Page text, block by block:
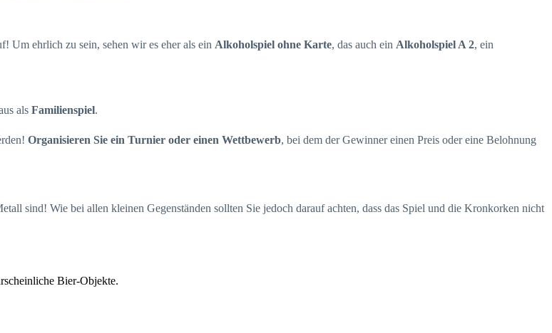
Um ehrlich zu sein, sehen wir es eher als ein Alkoholspiel ohne Karte, das auch ein Alkoholspiel A 2, ein
als Familienspiel.
Organisieren Sie ein Turnier oder einen Wettbewerb, bei dem der Gewinner einen Preis oder eine Belohnung
sind! Wie bei allen kleinen Gegenständen sollten Sie jedoch darauf achten, dass das Spiel und die Kronkorken nicht
Bier-Objekte.